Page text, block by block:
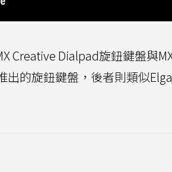
Creative Dialpad旋鈕鍵盤與
的旋鈕鍵盤，後者則類似